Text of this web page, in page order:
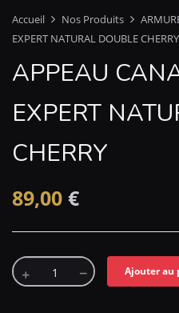
Accueil Nos Produits
EXPERT NATURAL DOUBLE CHERRY
APPEAU
EXPERT
CHERRY
89,00 €
Ajouter au